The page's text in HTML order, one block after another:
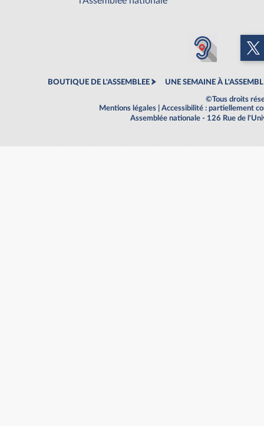
BOUTIQUE DE L'ASSEMBLEE UNE SEMAINE À
©Tous droits
Mentions légales
Accessibilité : partiellement
Assemblée nationale - 126 Rue de